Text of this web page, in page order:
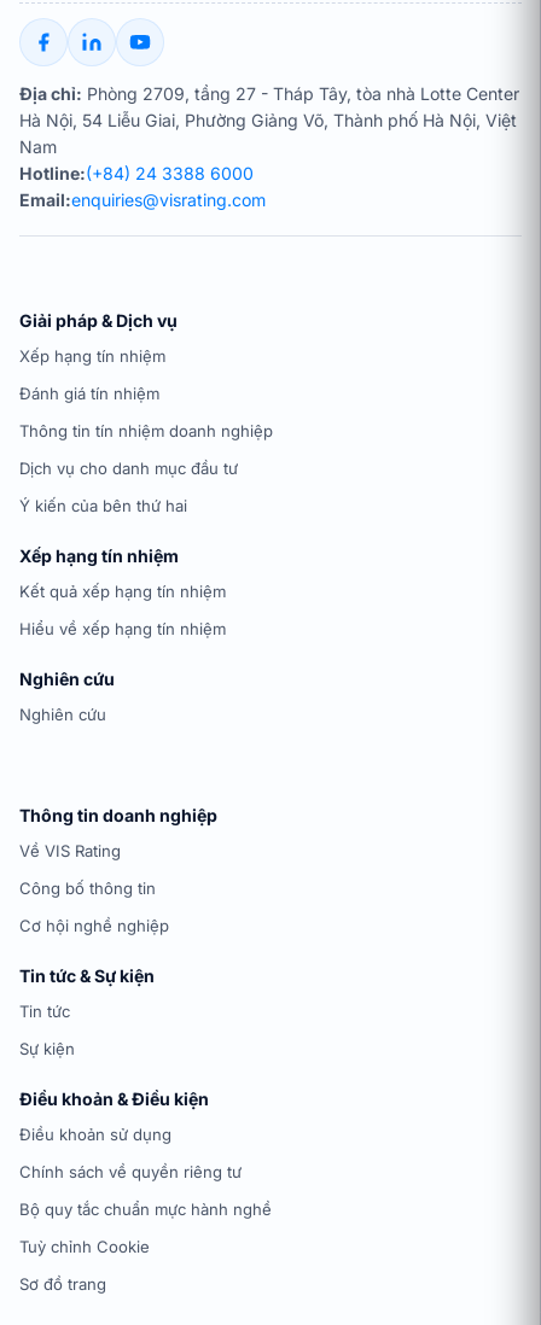
Địa chỉ: Phòng 2709, tầng 27 - Tháp Tây, tòa nhà Lotte Center
Hà Nội, 54 Liễu Giai, Phường Giảng Võ, Thành phố Hà Nội, Việt
Nam
Hotline:(+84) 24 3388 6000
Email:enquiries@visrating.com
Giải pháp & Dịch vụ
Xếp hạng tín nhiệm
Đánh giá tín nhiệm
Thông tin tín nhiệm doanh nghiệp
Dịch vụ cho danh mục đầu tư
Ý kiến của bên thứ hai
Xếp hạng tín nhiệm
Kết quả xếp hạng tín nhiệm
Hiểu về xếp hạng tín nhiệm
Nghiên cứu
Nghiên cứu
Thông tin doanh nghiệp
Về VIS Rating
Công bố thông tin
Cơ hội nghề nghiệp
Tin tức & Sự kiện
Tin tức
Sự kiện
Điều khoản & Điều kiện
Điều khoản sử dụng
Chính sách về quyền riêng tư
Bộ quy tắc chuẩn mực hành nghề
Tuỳ chỉnh Cookie
Sơ đồ trang